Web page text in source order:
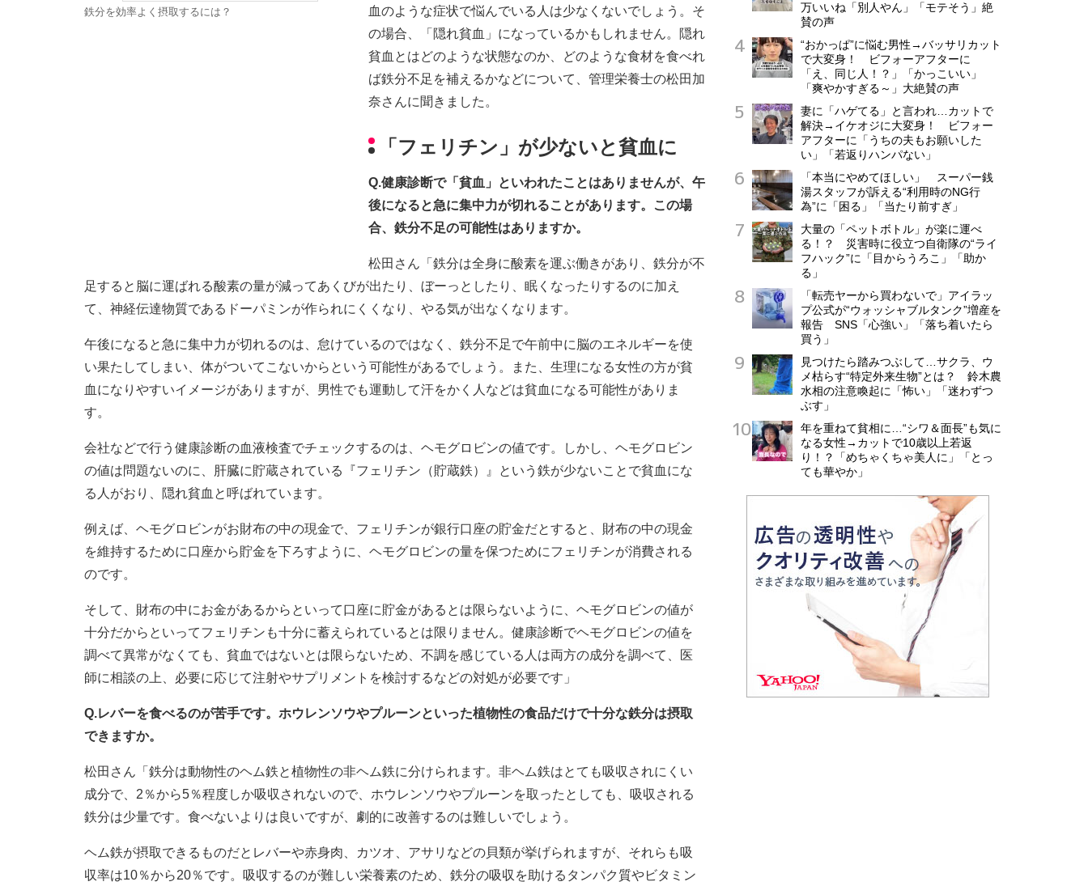
鉄分を効率よく摂取するには？
血のような症状で悩んでいる人は少なくないでしょう。そ
の場合、「隠れ貧血」になっているかもしれません。隠れ
貧血とはどのような状態なのか、どのような食材を食べれ
ば鉄分不足を補えるかなどについて、管理栄養士の松田加
奈さんに聞きました。
「フェリチン」が少ないと貧血に
Q.健康診断で「貧血」といわれたことはありませんが、午
後になると急に集中力が切れることがあります。この場
合、鉄分不足の可能性はありますか。
松田さん「鉄分は全身に酸素を運ぶ働きがあり、鉄分が不
足すると脳に運ばれる酸素の量が減ってあくびが出たり、ぼーっとしたり、眠くなったりするのに加え
て、神経伝達物質であるドーパミンが作られにくくなり、やる気が出なくなります。
午後になると急に集中力が切れるのは、怠けているのではなく、鉄分不足で午前中に脳のエネルギーを使
い果たしてしまい、体がついてこないからという可能性があるでしょう。また、生理になる女性の方が貧
血になりやすいイメージがありますが、男性でも運動して汗をかく人などは貧血になる可能性がありま
す。
会社などで行う健康診断の血液検査でチェックするのは、ヘモグロビンの値です。しかし、ヘモグロビン
の値は問題ないのに、肝臓に貯蔵されている『フェリチン（貯蔵鉄）』という鉄が少ないことで貧血にな
る人がおり、隠れ貧血と呼ばれています。
例えば、ヘモグロビンがお財布の中の現金で、フェリチンが銀行口座の貯金だとすると、財布の中の現金
を維持するために口座から貯金を下ろすように、ヘモグロビンの量を保つためにフェリチンが消費される
のです。
そして、財布の中にお金があるからといって口座に貯金があるとは限らないように、ヘモグロビンの値が
十分だからといってフェリチンも十分に蓄えられているとは限りません。健康診断でヘモグロビンの値を
調べて異常がなくても、貧血ではないとは限らないため、不調を感じている人は両方の成分を調べて、医
師に相談の上、必要に応じて注射やサプリメントを検討するなどの対処が必要です」
Q.レバーを食べるのが苦手です。ホウレンソウやプルーンといった植物性の食品だけで十分な鉄分は摂取
できますか。
松田さん「鉄分は動物性のヘム鉄と植物性の非ヘム鉄に分けられます。非ヘム鉄はとても吸収されにくい
成分で、2％から5％程度しか吸収されないので、ホウレンソウやプルーンを取ったとしても、吸収される
鉄分は少量です。食べないよりは良いですが、劇的に改善するのは難しいでしょう。
ヘム鉄が摂取できるものだとレバーや赤身肉、カツオ、アサリなどの貝類が挙げられますが、それらも吸
収率は10％から20％です。吸収するのが難しい栄養素のため、鉄分の吸収を助けるタンパク質やビタミン
万いいね「別人やん」「モテそう」絶
賛の声
“おかっぱ”に悩む男性→バッサリカット
で大変身！ ビフォーアフターに
「え、同じ人！？」「かっこいい」
「爽やかすぎる～」大絶賛の声
妻に「ハゲてる」と言われ…カットで
解決→イケオジに大変身！ ビフォー
アフターに「うちの夫もお願いした
い」「若返りハンパない」
「本当にやめてほしい」 スーパー銭
湯スタッフが訴える“利用時のNG行
為”に「困る」「当たり前すぎ」
大量の「ペットボトル」が楽に運べ
る！？ 災害時に役立つ自衛隊の“ライ
フハック”に「目からうろこ」「助か
る」
「転売ヤーから買わないで」アイラッ
プ公式が“ウォッシャブルタンク”増産を
報告 SNS「心強い」「落ち着いたら
買う」
見つけたら踏みつぶして…サクラ、ウ
メ枯らす“特定外来生物”とは？ 鈴木農
水相の注意喚起に「怖い」「迷わずつ
ぶす」
年を重ねて貧相に…“シワ＆面長”も気に
なる女性→カットで10歳以上若返
り！？「めちゃくちゃ美人に」「とっ
ても華やか」